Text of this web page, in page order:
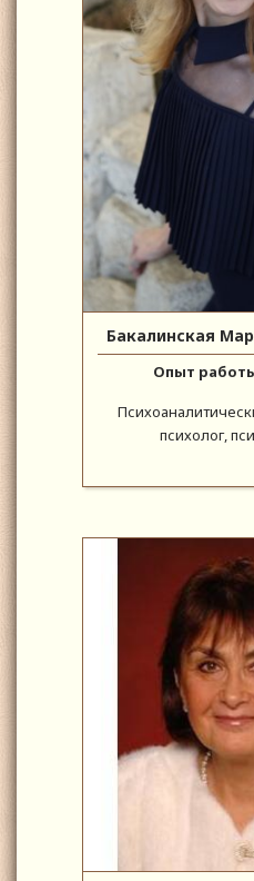
Бакалинская
Опыт работы
психолог,